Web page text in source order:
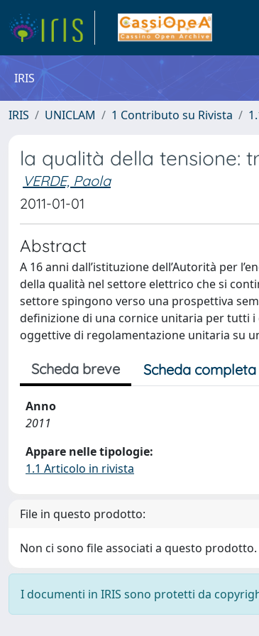
IRIS
IRIS UNICLAM 1 Contributo su Rivista
la qualità della tensione:
VERDE, Paola
2011-01-01
Abstract
A 16 anni dall’istituzione dell’Autorità per
della qualità nel settore elettrico che si
settore spingono verso una prospettiva
definizione di una cornice unitaria per tutti
oggettive di regolamentazione unitaria su
Scheda breve Scheda completa
Anno
2011
Appare nelle tipologie:
1.1 Articolo in rivista
File in questo prodotto:
Non ci sono file associati a questo prodotto.
I documenti in IRIS sono protetti da